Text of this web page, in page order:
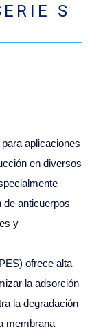
S
aplicaciones
en diversos
de anticuerpos
y
ofrece alta
la adsorción
la degradación
membrana